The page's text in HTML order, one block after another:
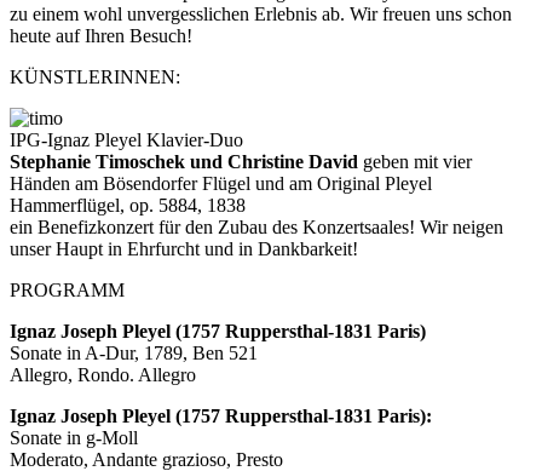
zu einem wohl unvergesslichen Erlebnis ab. Wir freuen uns schon
heute auf Ihren Besuch!
KÜNSTLERINNEN:
IPG-Ignaz Pleyel Klavier-Duo
Stephanie Timoschek und Christine David geben mit vier
Händen am Bösendorfer Flügel und am Original Pleyel
Hammerflügel, op. 5884, 1838
ein Benefizkonzert für den Zubau des Konzertsaales! Wir neigen
unser Haupt in Ehrfurcht und in Dankbarkeit!
PROGRAMM
Ignaz Joseph Pleyel (1757 Ruppersthal-1831 Paris)
Sonate in A-Dur, 1789, Ben 521
Allegro, Rondo. Allegro
Ignaz Joseph Pleyel (1757 Ruppersthal-1831 Paris):
Sonate in g-Moll
Moderato, Andante grazioso, Presto